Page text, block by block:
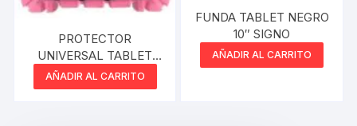
PROTECTOR
UNIVERSAL TABLET
7″-9″
AÑADIR AL CARRITO
FUNDA TABLET NEGRO
10″ SIGNO
AÑADIR AL CARRITO